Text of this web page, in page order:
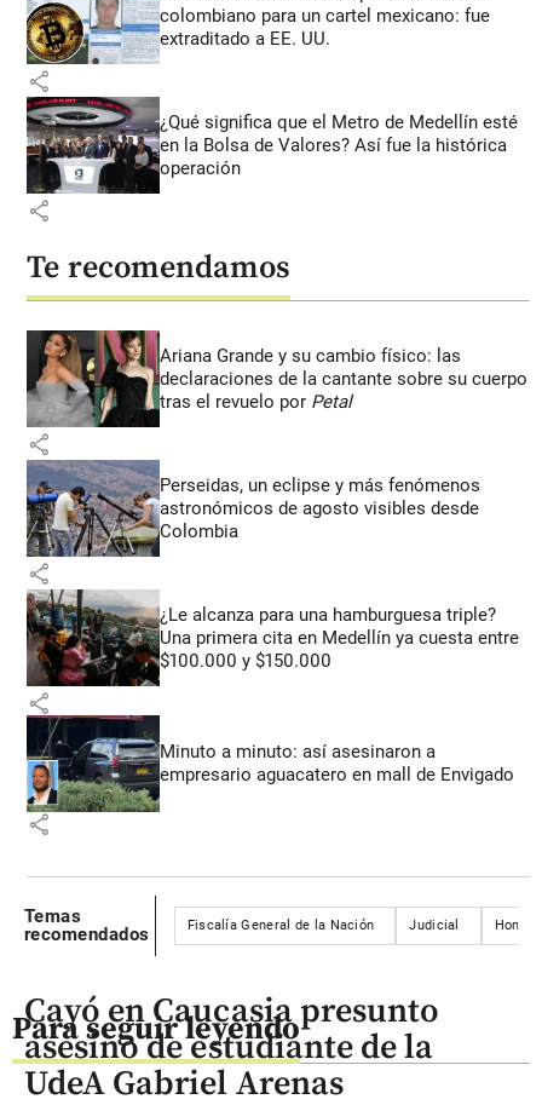
colombiano para un cartel mexicano: fue
extraditado a EE. UU.
share
¿Qué significa que el Metro de Medellín esté
en la Bolsa de Valores? Así fue la histórica
operación
share
Te recomendamos
Ariana Grande y su cambio físico: las
declaraciones de la cantante sobre su cuerpo
tras el revuelo por Petal
share
Perseidas, un eclipse y más fenómenos
astronómicos de agosto visibles desde
Colombia
share
¿Le alcanza para una hamburguesa triple?
Una primera cita en Medellín ya cuesta entre
$100.000 y $150.000
share
Minuto a minuto: así asesinaron a
empresario aguacatero en mall de Envigado
share
Temas
recomendados
Fiscalía General de la Nación Judicial
Para seguir leyendo
Cayó en Caucasia presunto
asesino de estudiante de la
UdeA Gabriel Arenas